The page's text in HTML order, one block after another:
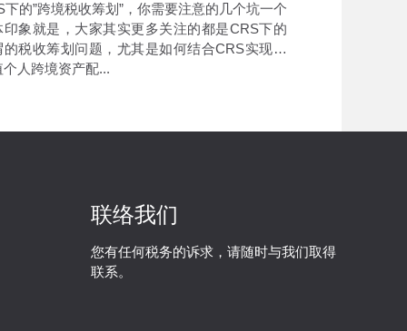
下的”跨境税收筹划”，你需要注意的几个坑一个
印象就是，大家其实更多关注的都是CRS下的
的税收筹划问题，尤其是如何结合CRS实现高
个人跨境资产配...
联络我们
您有任何税务的诉求，请随时与我们取得
联系。